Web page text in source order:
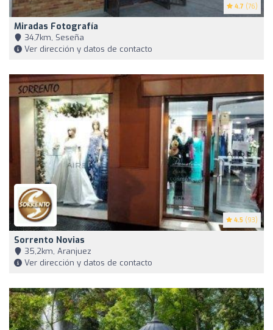
4.7 (76)
Miradas Fotografía
34,7km, Seseña
Ver dirección y datos de contacto
4.5 (93)
Sorrento Novias
35,2km, Aranjuez
Ver dirección y datos de contacto